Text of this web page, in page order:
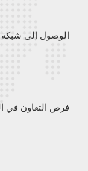
الوصول إلى شبكة
فرص التعاون في